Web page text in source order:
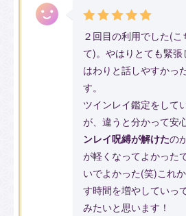
２回目の利用でした(
て)。やはりとても緊
はわりと話しやすかっ
す。
ツインレイ鑑定をして
が、違うと分かって安
ンレイ呪縛が解けたの
が軽くなってよかった
いでよかった(笑)これ
す時間を増やしていっ
みたいと思います！